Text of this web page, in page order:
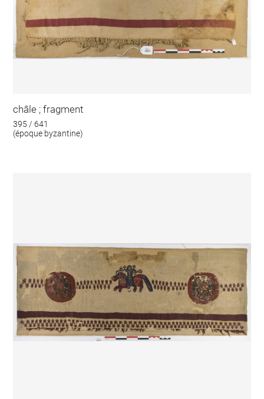
châle ; fragment
395 / 641
(époque byzantine)